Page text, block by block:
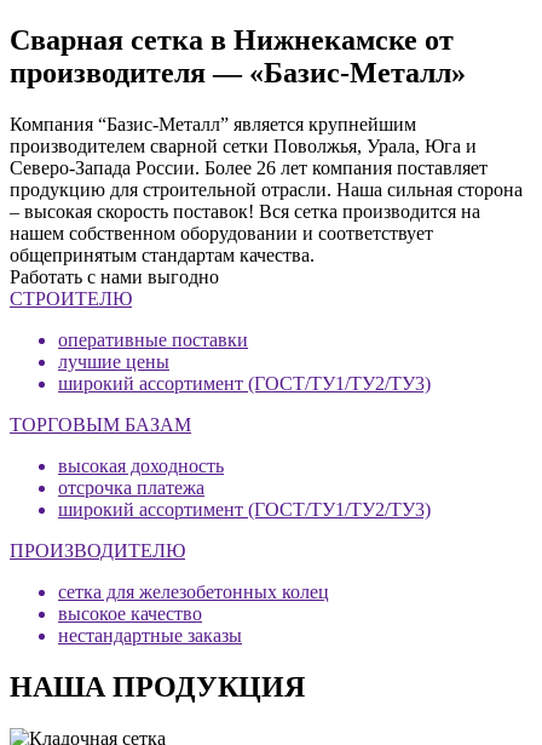
Сварная сетка в Нижнекамске от
производителя — «Базис-Металл»
Компания “Базис-Металл” является крупнейшим
производителем сварной сетки Поволжья, Урала, Юга и
Северо-Запада России. Более 26 лет компания поставляет
продукцию для строительной отрасли. Наша сильная сторона
– высокая скорость поставок! Вся сетка производится на
нашем собственном оборудовании и соответствует
общепринятым стандартам качества.
Работать с нами выгодно
СТРОИТЕЛЮ
оперативные поставки
лучшие цены
широкий ассортимент (ГОСТ/ТУ1/ТУ2/ТУ3)
ТОРГОВЫМ БАЗАМ
высокая доходность
отсрочка платежа
широкий ассортимент (ГОСТ/ТУ1/ТУ2/ТУ3)
ПРОИЗВОДИТЕЛЮ
сетка для железобетонных колец
высокое качество
нестандартные заказы
НАША ПРОДУКЦИЯ